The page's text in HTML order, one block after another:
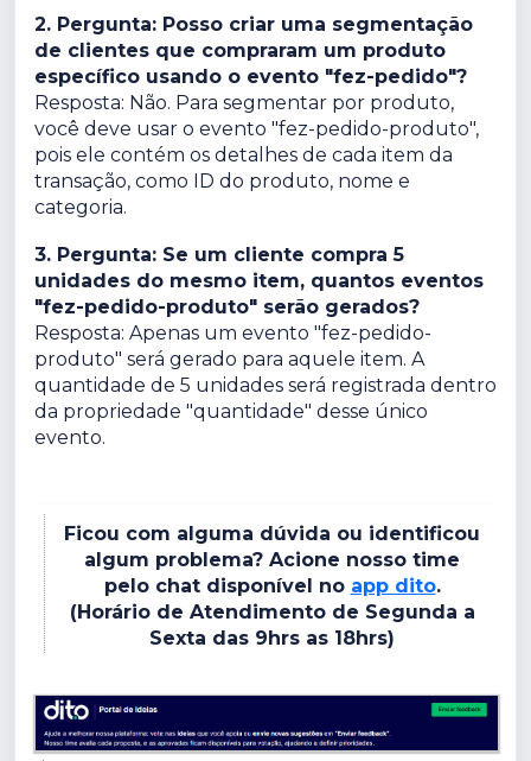
2. Pergunta: Posso criar uma segmentação
de clientes que compraram um produto
específico usando o evento "fez-pedido"?
Resposta: Não. Para segmentar por produto,
você deve usar o evento "fez-pedido-produto",
pois ele contém os detalhes de cada item da
transação, como ID do produto, nome e
categoria.
3. Pergunta: Se um cliente compra 5
unidades do mesmo item, quantos eventos
"fez-pedido-produto" serão gerados?
Resposta: Apenas um evento "fez-pedido-
produto" será gerado para aquele item. A
quantidade de 5 unidades será registrada dentro
da propriedade "quantidade" desse único
evento.
Ficou com alguma dúvida ou identificou
algum problema? Acione nosso time
pelo chat disponível no app dito.
(Horário de Atendimento de Segunda a
Sexta das 9hrs as 18hrs)